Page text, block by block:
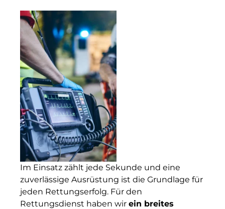
Im Einsatz zählt jede Sekunde und eine
zuverlässige Ausrüstung ist die Grundlage für
jeden Rettungserfolg. Für den
Rettungsdienst haben wir ein breites